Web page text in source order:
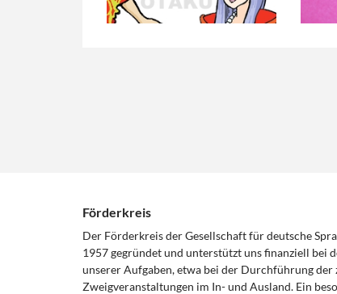
Förderkreis
Der Förderkreis der Gesellschaft für deutsche
1957 gegründet und unterstützt uns finanziell bei
unserer Aufgaben, etwa bei der Durchführung der
Zweigveranstaltungen im In- und Ausland. Ein